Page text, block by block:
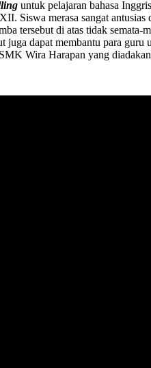
untuk pelajaran bahasa
merasa sangat antusias
tersebut di atas tidak
dapat membantu para
Wira Harapan yang